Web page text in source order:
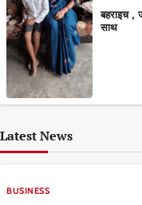
बहराइच ,
साथ
Latest News
BUSINESS